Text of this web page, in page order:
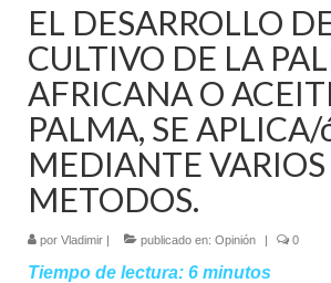
EL DESARROLLO
CULTIVO DE LA
AFRICANA O
PALMA, SE APLICA/
MEDIANTE VARIOS
METODOS.
por Vladimir | publicado en: Opinión | 0
Tiempo de lectura: 6 minutos